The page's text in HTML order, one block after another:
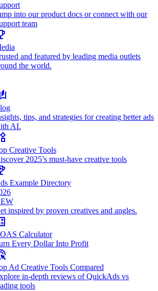
into our product docs or connect with our
team
and featured by leading media outlets
the world.
tips, and strategies for creating better ads
AI.
Creative Tools
2025’s must-have creative tools
Example Directory
inspired by proven creatives and angles.
Calculator
Every Dollar Into Profit
Ad Creative Tools Compared
in-depth reviews of QuickAds vs
tools